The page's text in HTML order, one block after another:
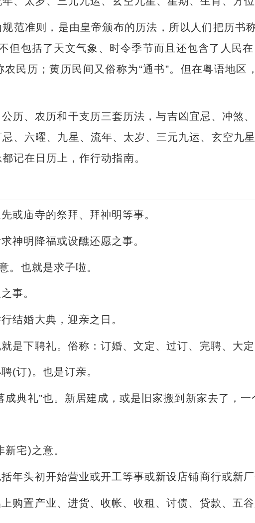
范准则，是由皇帝颁布的历法，所以人们把历书
但包括了天文气象、时令季节而且还包含了人民
民历；黄历民间又俗称为“通书”。但在粤语地区
历、农历和干支历三套历法，与吉凶宜忌、冲煞
、六曜、九星、流年、太岁、三元九运、玄空九
记在日历上，作行动指南。
或庙寺的祭拜、拜神明等事。
神明降福或设醮还愿之事。
。也就是求子啦。
事。
结婚大典，迎亲之日。
是下聘礼。俗称：订婚、文定、过订、完聘、大定
(订)。也是订亲。
典礼”也。新居建成，或是旧家搬到新家去了，一
宅)之意。
年头初开始营业或开工等事或新设店铺商行或新厂
购置产业、进货、收帐、收租、讨债、贷款、五谷